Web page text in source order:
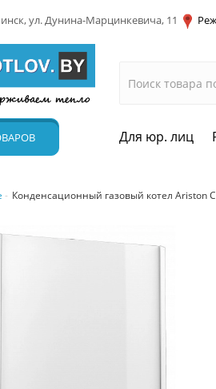
ул. Дунина-Марцинкевича, 11
Для юр. лиц
Конденсационный газовый котел Ariston